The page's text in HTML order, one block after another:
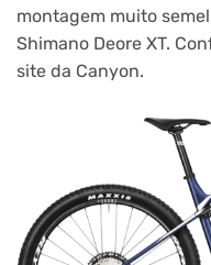
montagem muito
Shimano Deore XT.
site da Canyon.